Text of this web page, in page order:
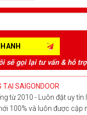
sẽ gọi lại tư vấn & hỗ
SAIGONDOOR
từ 2010 - Luôn đặt uy tín
100% và luôn được cập